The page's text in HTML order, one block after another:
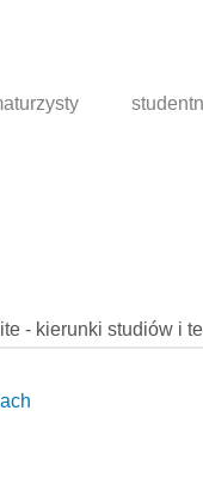
- kierunki studiów i